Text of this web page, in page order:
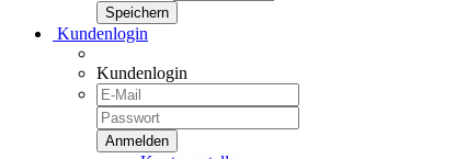
Kundenlogin
Kundenlogin